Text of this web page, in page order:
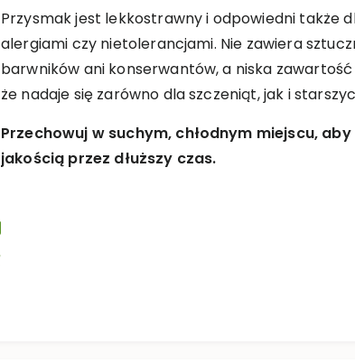
Przysmak jest lekkostrawny i odpowiedni także
alergiami czy nietolerancjami. Nie zawiera
barwników ani konserwantów, a niska zawartość
że nadaje się zarówno dla szczeniąt, jak i
Przechowuj w suchym, chłodnym miejscu,
jakością przez dłuższy czas.